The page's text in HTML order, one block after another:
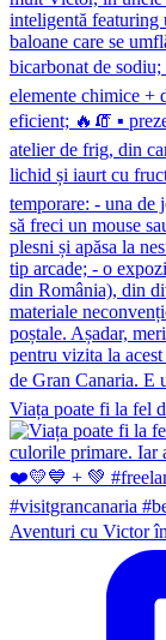
Viața poate fi la fel
Aventuri cu Victor